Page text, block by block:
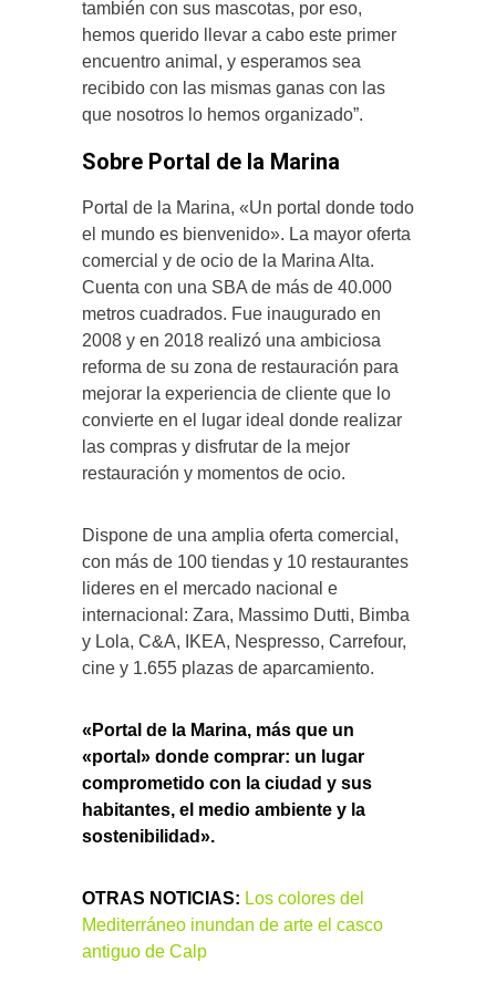
también con sus mascotas, por eso,
hemos querido llevar a cabo este primer
encuentro animal, y esperamos sea
recibido con las mismas ganas con las
que nosotros lo hemos organizado”.
Sobre Portal de la Marina
Portal de la Marina, «Un portal donde todo
el mundo es bienvenido». La mayor oferta
comercial y de ocio de la Marina Alta.
Cuenta con una SBA de más de 40.000
metros cuadrados. Fue inaugurado en
2008 y en 2018 realizó una ambiciosa
reforma de su zona de restauración para
mejorar la experiencia de cliente que lo
convierte en el lugar ideal donde realizar
las compras y disfrutar de la mejor
restauración y momentos de ocio.
Dispone de una amplia oferta comercial,
con más de 100 tiendas y 10 restaurantes
lideres en el mercado nacional e
internacional: Zara, Massimo Dutti, Bimba
y Lola, C&A, IKEA, Nespresso, Carrefour,
cine y 1.655 plazas de aparcamiento.
«Portal de la Marina, más que un
«portal» donde comprar: un lugar
comprometido con la ciudad y sus
habitantes, el medio ambiente y la
sostenibilidad».
OTRAS NOTICIAS: Los colores del
Mediterráneo inundan de arte el casco
antiguo de Calp